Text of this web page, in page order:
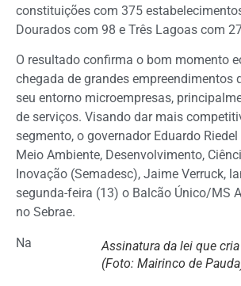
constituições com 375
Dourados com 98 e Três Lagoas com
O resultado confirma o bom momento
chegada de grandes empreendimentos
seu entorno microempresas,
de serviços. Visando dar mais
segmento, o governador Eduardo
Meio Ambiente, Desenvolvimento,
Inovação (Semadesc), Jaime Verruck,
segunda-feira (13) o Balcão Único/MS
no Sebrae.
Assinatura da lei que
(Foto: Mairinco de
Na